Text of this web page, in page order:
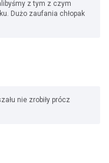
z tym z czym
Dużo zaufania chłopak
nie zrobiły prócz